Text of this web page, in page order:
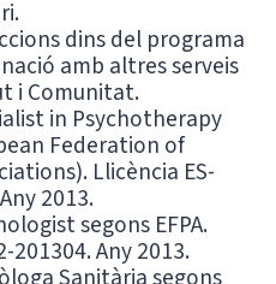
dins del programa
amb altres serveis
i Comunitat.
in Psychotherapy
Federation of
Llicència ES-
2013.
segons EFPA.
201304. Any 2013.